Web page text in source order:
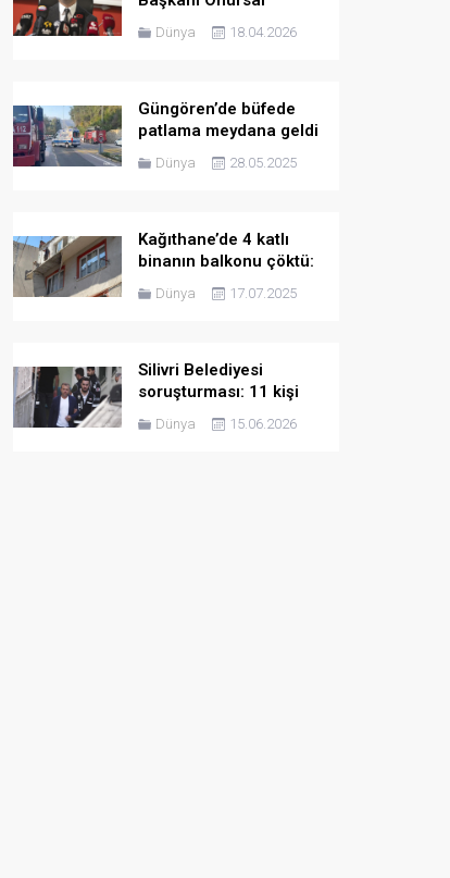
Adıgüzel gözaltına
alındı
Dünya 18.04.2026
Güngören’de büfede
patlama meydana geldi
Dünya 28.05.2025
Kağıthane’de 4 katlı
binanın balkonu çöktü:
Bina tahliye edildi
Dünya 17.07.2025
Silivri Belediyesi
soruşturması: 11 kişi
hakkında tutuklama
talebi
Dünya 15.06.2026